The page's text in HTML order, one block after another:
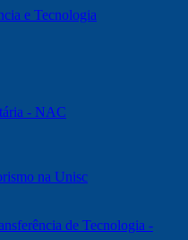
e Tecnologia
- NAC
na Unisc
de Tecnologia -